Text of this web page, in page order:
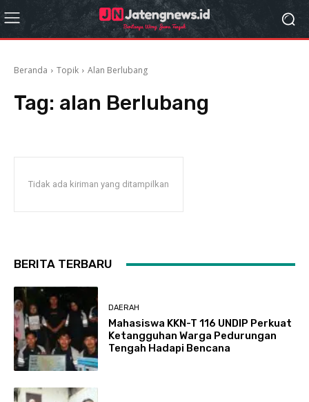
Beranda Topik Alan Berlubang
Tag: alan Berlubang
Tidak ada kiriman yang ditampilkan
BERITA TERBARU
DAERAH
Mahasiswa KKN-T 116 UNDIP Perkuat
Ketangguhan Warga Pedurungan
Tengah Hadapi Bencana